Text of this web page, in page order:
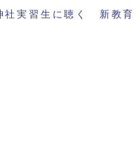
社実習生に聴く 新教